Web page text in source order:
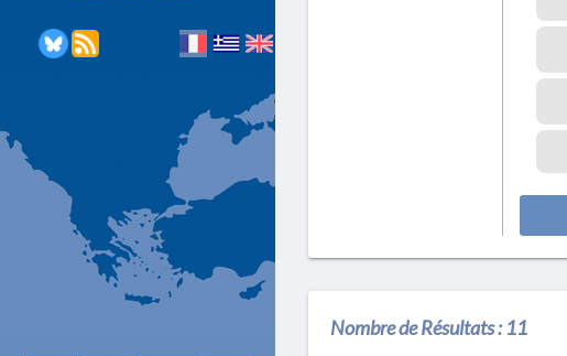
Nombre de Résultats :11